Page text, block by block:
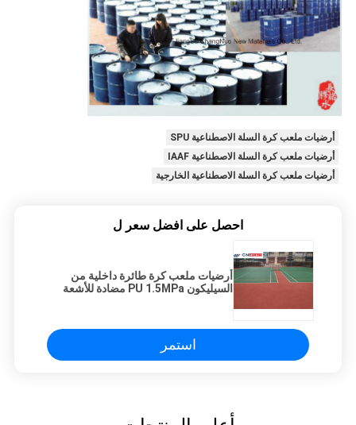
أرضيات ملعب كرة السلة الاصطناعية SPU
أرضيات ملعب كرة السلة الاصطناعية IAAF
أرضيات ملعب كرة السلة الاصطناعية الخارجية
احصل على افضل سعر ل
أرضيات ملعب كرة طائرة داخلية من
السيليكون PU 1.5MPa مضادة للأشعة
استمر